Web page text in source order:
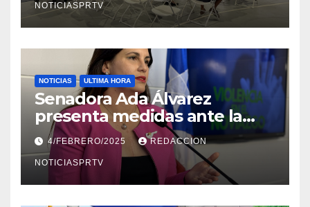
NOTICIASPRTV
NOTICIAS ULTIMA HORA
Senadora Ada Álvarez
presenta medidas ante la
violencia en el noviazgo
4/FEBRERO/2025 REDACCION
NOTICIASPRTV